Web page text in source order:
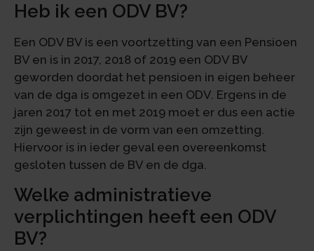
Heb ik een ODV BV?
Een ODV BV is een voortzetting van een Pensioen
BV en is in 2017, 2018 of 2019 een ODV BV
geworden doordat het pensioen in eigen beheer
van de dga is omgezet in een ODV. Ergens in de
jaren 2017 tot en met 2019 moet er dus een actie
zijn geweest in de vorm van een omzetting.
Hiervoor is in ieder geval een overeenkomst
gesloten tussen de BV en de dga.
Welke administratieve
verplichtingen heeft een ODV
BV?